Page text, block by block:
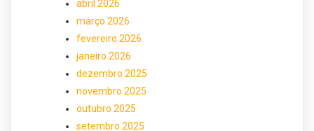
abril 2026
março 2026
fevereiro 2026
janeiro 2026
dezembro 2025
novembro 2025
outubro 2025
setembro 2025